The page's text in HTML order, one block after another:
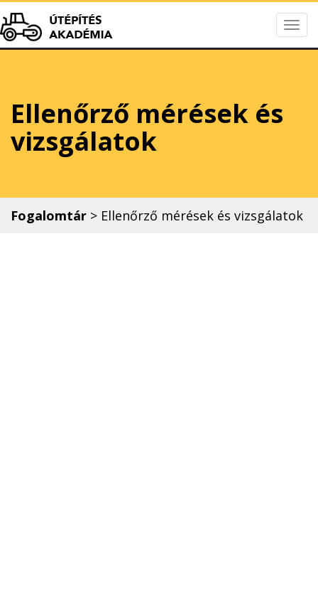
Útépítés
Ellenőrző mérések és
vizsgálatok
Fogalomtár > Ellenőrző mérések és vizsgálatok